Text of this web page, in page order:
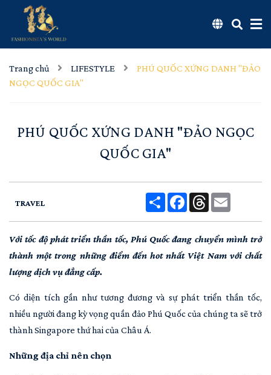
Trang chủ LIFESTYLE
PHÚ QUỐC XỨNG DANH "ĐẢO
NGỌC QUỐC GIA"
PHÚ QUỐC XỨNG DANH "ĐẢO NGỌC
QUỐC GIA"
TRAVEL
Share Facebook
Threads
Với tốc độ phát triển thần tốc, Phú Quốc đang chuyển mình trở
thành một trong những điểm đến hot nhất Việt Nam với chất
lượng dịch vụ đẳng cấp.
Có diện tích gần như tương đương và sự phát triển thần tốc,
nhiều người đang kỳ vọng quần đảo Phú Quốc của chúng ta sẽ trở
thành Singapore thứ hai của Châu Á.
Những địa chỉ nên chọn